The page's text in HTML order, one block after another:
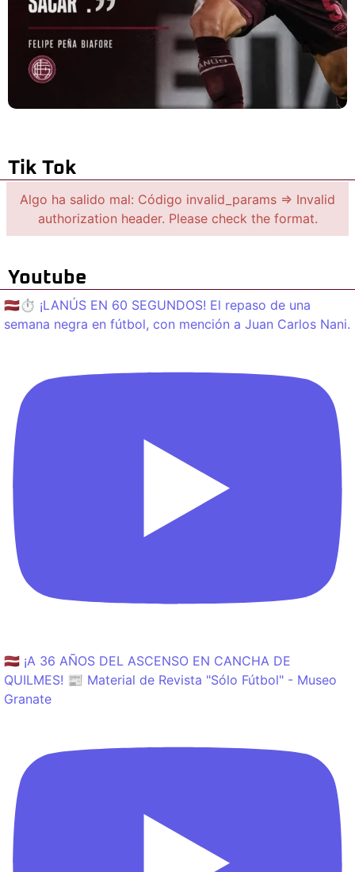
Tik Tok
Algo ha salido mal: Código invalid_params => Invalid
authorization header. Please check the format.
Youtube
🇱🇻⏱️ ¡LANÚS EN 60 SEGUNDOS! El repaso de una
semana negra en fútbol, con mención a Juan Carlos Nani.
🇱🇻 ¡A 36 AÑOS DEL ASCENSO EN CANCHA DE
QUILMES! 📰 Material de Revista "Sólo Fútbol" - Museo
Granate